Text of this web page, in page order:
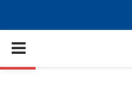
Deschide bara de unelte
PRIMARY